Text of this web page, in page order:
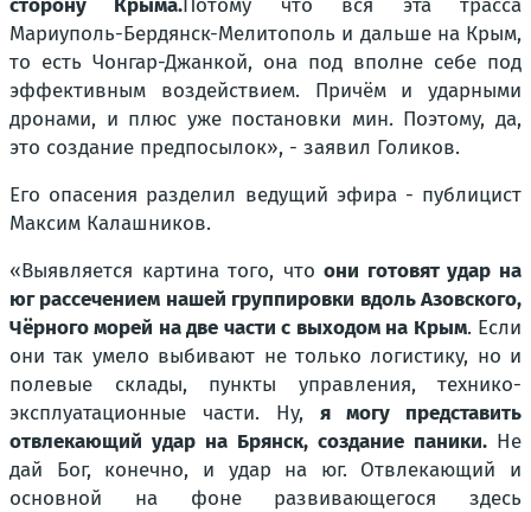
сторону Крыма.Потому что вся эта трасса
Мариуполь-Бердянск-Мелитополь и дальше на Крым,
то есть Чонгар-Джанкой, она под вполне себе под
эффективным воздействием. Причём и ударными
дронами, и плюс уже постановки мин. Поэтому, да,
это создание предпосылок», - заявил Голиков.
Его опасения разделил ведущий эфира - публицист
Максим Калашников.
«Выявляется картина того, чтоони готовят удар на
юг рассечением нашей группировки вдоль Азовского,
Чёрного морей на две части с выходом на Крым. Если
они так умело выбивают не только логистику, но и
полевые склады, пункты управления, технико-
эксплуатационные части. Ну, я могу представить
отвлекающий удар на Брянск, создание паники. Не
дай Бог, конечно, и удар на юг. Отвлекающий и
основной на фоне развивающегося здесь